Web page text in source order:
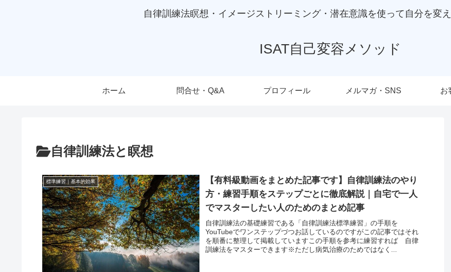
自律訓練法瞑想・イメージストリーミング・潜在意識を使って自分を変
ISAT自己変容メソッド
ホーム 問合せ・Q&A プロフィール メルマガ・SNS お
自律訓練法と瞑想
標準練習｜基本的効果
【有料級動画をまとめた記事です】自律訓練法のやり
方・練習手順をステップごとに徹底解説｜自宅で一人
でマスターしたい人のためのまとめ記事
自律訓練法の基礎練習である「自律訓練法標準練習」の手順を
YouTubeでワンステップづつお話しているのですがこの記事ではそれ
を順番に整理して掲載していますこの手順を参考に練習すれば 自律
訓練法をマスターできます※ただし病気治療のためではなく...